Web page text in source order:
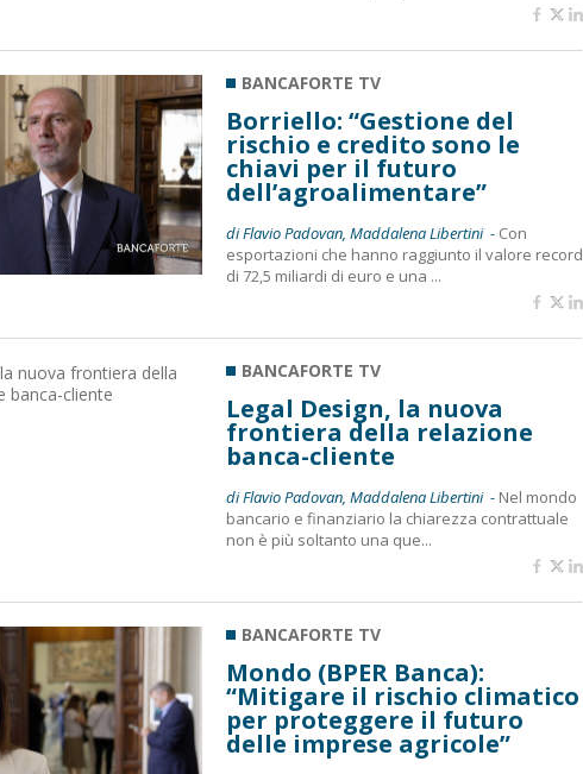
BANCAFORTE TV
Borriello: “Gestione del
rischio e credito sono le
chiavi per il futuro
dell’agroalimentare”
di Flavio Padovan, Maddalena Libertini - Con
esportazioni che hanno raggiunto il valore record
di 72,5 miliardi di euro e una ...
BANCAFORTE TV
Legal Design, la nuova
frontiera della relazione
banca-cliente
di Flavio Padovan, Maddalena Libertini - Nel mondo
bancario e finanziario la chiarezza contrattuale
non è più soltanto una que...
BANCAFORTE TV
Mondo (BPER Banca):
“Mitigare il rischio climatico
per proteggere il futuro
delle imprese agricole”